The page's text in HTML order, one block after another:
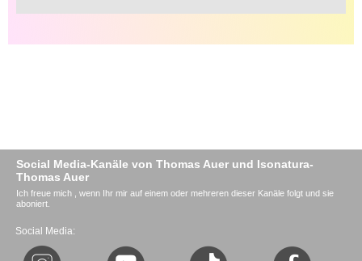
Social Media-Kanäle von Thomas Auer und Isonatura-
Thomas Auer
Ich freue mich , wenn Ihr mir auf einem oder mehreren dieser Kanäle folgt und sie
aboniert.
Social Media: